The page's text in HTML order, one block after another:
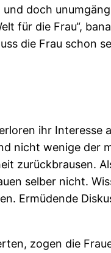
doch
für die Frau“,
die Frau schon
ihr Interesse
nicht wenige der
zurückbrausen.
selber nicht.
Ermüdende
zogen die